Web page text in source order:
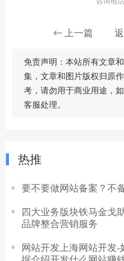
上一篇
免责声明：本站所有文章
集，文章和图片版权归原
考，请勿用于商业用途，
客服处理。
热推
要不要做网站备案？不
四大业务版块铁马金戈
品牌整合营销服务
网站开发上海网站开发